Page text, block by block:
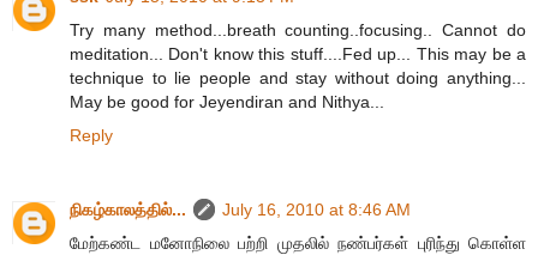
Try many method...breath counting..focusing.. Cannot do
meditation... Don't know this stuff....Fed up... This may be a
technique to lie people and stay without doing anything...
May be good for Jeyendiran and Nithya...
Reply
நிகழ்காலத்தில்...
July 16, 2010 at 8:46 AM
மேற்கண்ட மனோநிலை பற்றி முதலில் நண்பர்கள் புரிந்து கொள்ள